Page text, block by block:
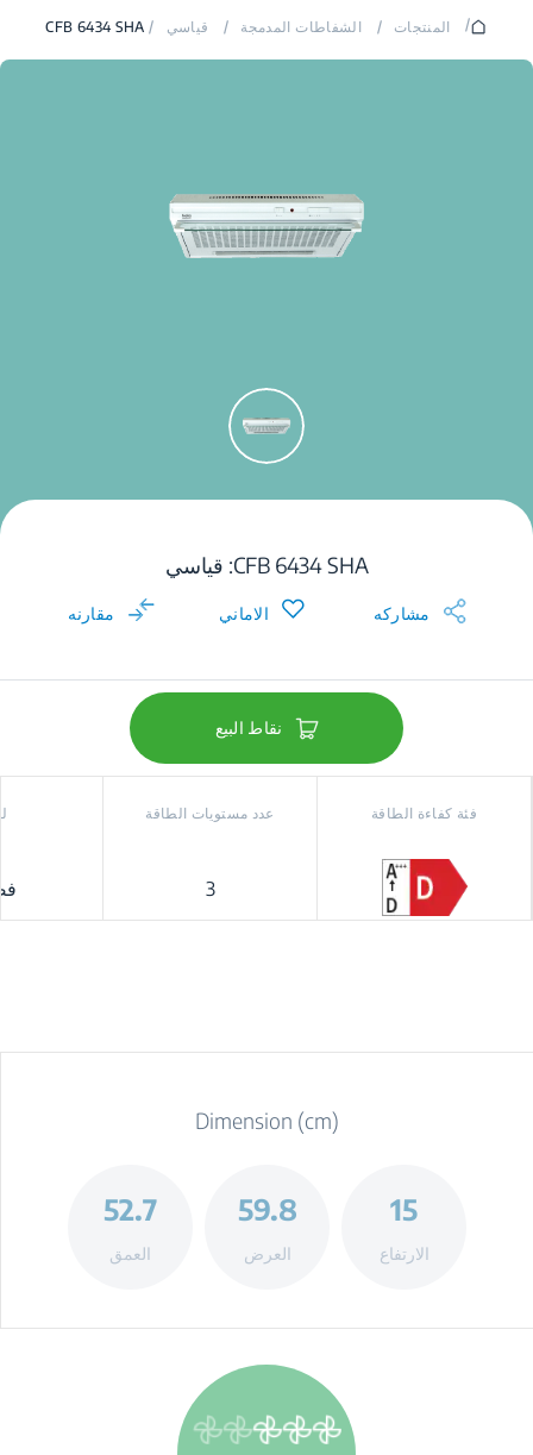
/ المنتجات / الشفاطات المدمجة / قياسي /
CFB 6434 SHA
CFB 6434 SHA: قياسي
مشاركه الاماني مقارنه
نقاط البيع
فئة كفاءة الطاقة عدد مستويات الطاقة
3
Dimension (cm)
15
الارتفاع
59.8
العرض
52.7
العمق